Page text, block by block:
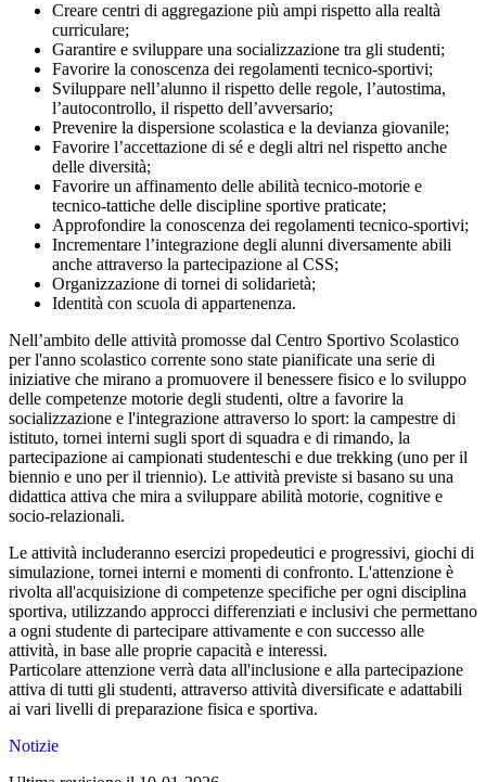
Creare centri di aggregazione più ampi rispetto alla realtà
curriculare;
Garantire e sviluppare una socializzazione tra gli studenti;
Favorire la conoscenza dei regolamenti tecnico-sportivi;
Sviluppare nell’alunno il rispetto delle regole, l’autostima,
l’autocontrollo, il rispetto dell’avversario;
Prevenire la dispersione scolastica e la devianza giovanile;
Favorire l’accettazione di sé e degli altri nel rispetto anche
delle diversità;
Favorire un affinamento delle abilità tecnico-motorie e
tecnico-tattiche delle discipline sportive praticate;
Approfondire la conoscenza dei regolamenti tecnico-sportivi;
Incrementare l’integrazione degli alunni diversamente abili
anche attraverso la partecipazione al CSS;
Organizzazione di tornei di solidarietà;
Identità con scuola di appartenenza.
Nell’ambito delle attività promosse dal Centro Sportivo Scolastico
per l'anno scolastico corrente sono state pianificate una serie di
iniziative che mirano a promuovere il benessere fisico e lo sviluppo
delle competenze motorie degli studenti, oltre a favorire la
socializzazione e l'integrazione attraverso lo sport: la campestre di
istituto, tornei interni sugli sport di squadra e di rimando, la
partecipazione ai campionati studenteschi e due trekking (uno per il
biennio e uno per il triennio). Le attività previste si basano su una
didattica attiva che mira a sviluppare abilità motorie, cognitive e
socio-relazionali.
Le attività includeranno esercizi propedeutici e progressivi, giochi di
simulazione, tornei interni e momenti di confronto. L'attenzione è
rivolta all'acquisizione di competenze specifiche per ogni disciplina
sportiva, utilizzando approcci differenziati e inclusivi che permettano
a ogni studente di partecipare attivamente e con successo alle
attività, in base alle proprie capacità e interessi.
Particolare attenzione verrà data all'inclusione e alla partecipazione
attiva di tutti gli studenti, attraverso attività diversificate e adattabili
ai vari livelli di preparazione fisica e sportiva.
Notizie